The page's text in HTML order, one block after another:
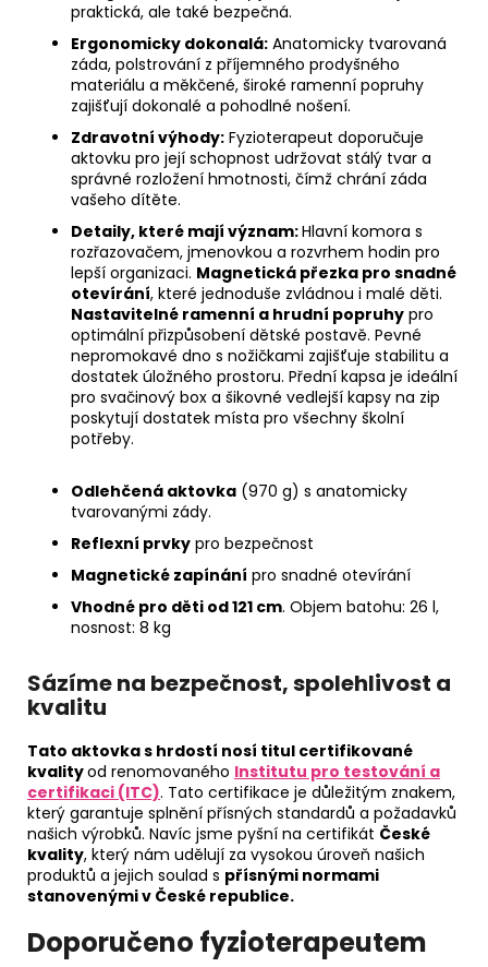
praktická, ale také bezpečná.
Ergonomicky dokonalá: Anatomicky tvarovaná
záda, polstrování z příjemného prodyšného
materiálu a měkčené, široké ramenní popruhy
zajišťují dokonalé a pohodlné nošení.
Zdravotní výhody: Fyzioterapeut doporučuje
aktovku pro její schopnost udržovat stálý tvar a
správné rozložení hmotnosti, čímž chrání záda
vašeho dítěte.
Detaily, které mají význam:Hlavní komora s
rozřazovačem, jmenovkou a rozvrhem hodin pro
lepší organizaci. Magnetická přezka pro snadné
otevírání, které jednoduše zvládnou i malé děti.
Nastavitelné ramenní a hrudní popruhy pro
optimální přizpůsobení dětské postavě. Pevné
nepromokavé dno s nožičkami zajišťuje stabilitu a
dostatek úložného prostoru. Přední kapsa je ideální
pro svačinový box a šikovné vedlejší kapsy na zip
poskytují dostatek místa pro všechny školní
potřeby.
Odlehčená aktovka (970 g) s anatomicky
tvarovanými zády.
Reflexní prvky pro bezpečnost
Magnetické zapínání pro snadné otevírání
Vhodné pro děti od 121 cm. Objem batohu: 26 l,
nosnost: 8 kg
Sázíme na bezpečnost, spolehlivost a
kvalitu
Tato aktovka s hrdostí nosí titul certifikované
kvalityod renomovaného Institutu pro testování a
certifikaci (ITC). Tato certifikace je důležitým znakem,
který garantuje splnění přísných standardů a požadavků
našich výrobků. Navíc jsme pyšní na certifikát České
kvality, který nám udělují za vysokou úroveň našich
produktů a jejich soulad s přísnými normami
stanovenými v České republice.
Doporučeno fyzioterapeutem